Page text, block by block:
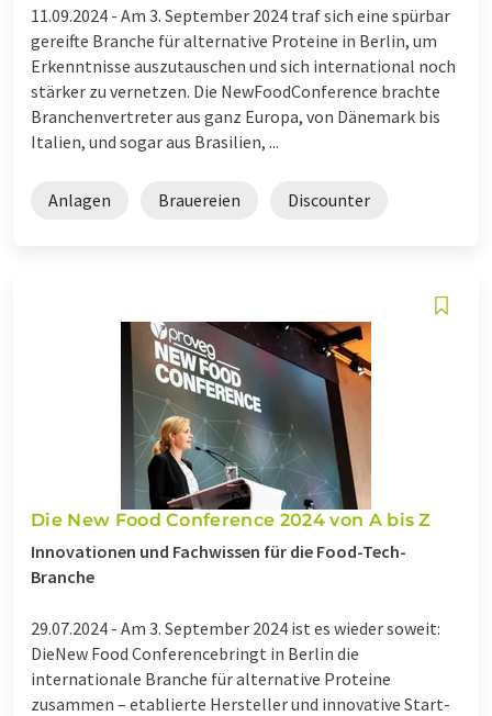
11.09.2024 - Am 3. September 2024 traf sich eine spürbar
gereifte Branche für alternative Proteine in Berlin, um
Erkenntnisse auszutauschen und sich international noch
stärker zu vernetzen. Die NewFoodConference brachte
Branchenvertreter aus ganz Europa, von Dänemark bis
Italien, und sogar aus Brasilien, ...
Anlagen Brauereien Discounter
Die New Food Conference 2024 von A bis Z
Innovationen und Fachwissen für die Food-Tech-
Branche
29.07.2024 - Am 3. September 2024 ist es wieder soweit:
DieNew Food Conferencebringt in Berlin die
internationale Branche für alternative Proteine
zusammen – etablierte Hersteller und innovative Start-